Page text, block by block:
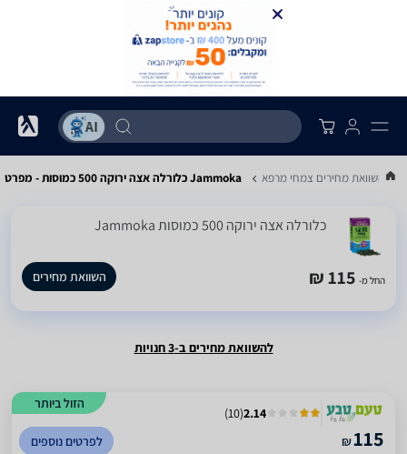
השוואת מחירים צמחי מרפא Jammoka כלורלה אצה ירוקה 500 כמוסות - מפרט
כלורלה אצה ירוקה 500 כמוסות Jammoka
החל מ- 115 ₪ השוואת מחירים
להשוואת מחירים ב-3 חנויות
הזול ביותר
2.14
(
10
)
₪115 לפרטים נוספים